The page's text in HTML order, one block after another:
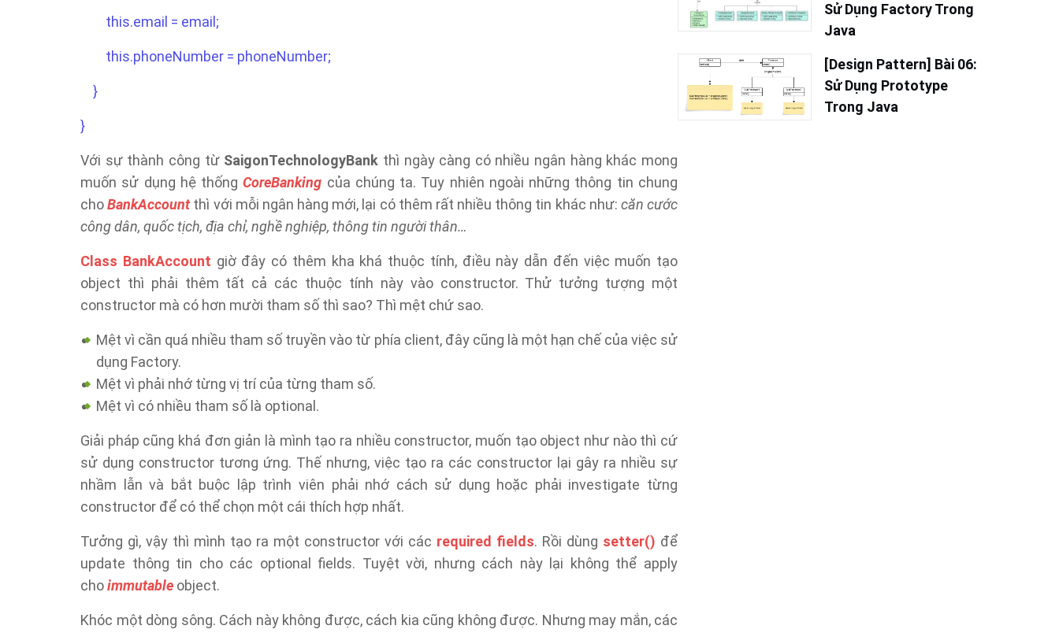
this.email = email;
this.phoneNumber = phoneNumber;
}
}
Với sự thành công từ SaigonTechnologyBank thì ngày càng có nhiều ngân hàng khác mong
muốn sử dụng hệ thốngCoreBanking của chúng ta. Tuy nhiên ngoài những thông tin chung
choBankAccount thì với mỗi ngân hàng mới, lại có thêm rất nhiều thông tin khác như: căn cước
công dân, quốc tịch, địa chỉ, nghề nghiệp, thông tin người thân…
Class BankAccount giờ đây có thêm kha khá thuộc tính, điều này dẫn đến việc muốn tạo
object thì phải thêm tất cả các thuộc tính này vào constructor. Thử tưởng tượng một
constructor mà có hơn mười tham số thì sao? Thì mệt chứ sao.
Mệt vì cần quá nhiều tham số truyền vào từ phía client, đây cũng là một hạn chế của việc sử
dụng Factory.
Mệt vì phải nhớ từng vị trí của từng tham số.
Mệt vì có nhiều tham số là optional.
Giải pháp cũng khá đơn giản là mình tạo ra nhiều constructor, muốn tạo object như nào thì cứ
sử dụng constructor tương ứng. Thế nhưng, việc tạo ra các constructor lại gây ra nhiều sự
nhầm lẫn và bắt buộc lập trình viên phải nhớ cách sử dụng hoặc phải investigate từng
constructor để có thể chọn một cái thích hợp nhất.
Tưởng gì, vậy thì mình tạo ra một constructor với các required fields. Rồi dùng setter() để
update thông tin cho các optional fields. Tuyệt vời, nhưng cách này lại không thể apply
choimmutable object.
Khóc một dòng sông. Cách này không được, cách kia cũng không được. Nhưng may mắn, các
Sử Dụng Factory Trong
Java
[Design Pattern] Bài 06:
Sử Dụng Prototype
Trong Java